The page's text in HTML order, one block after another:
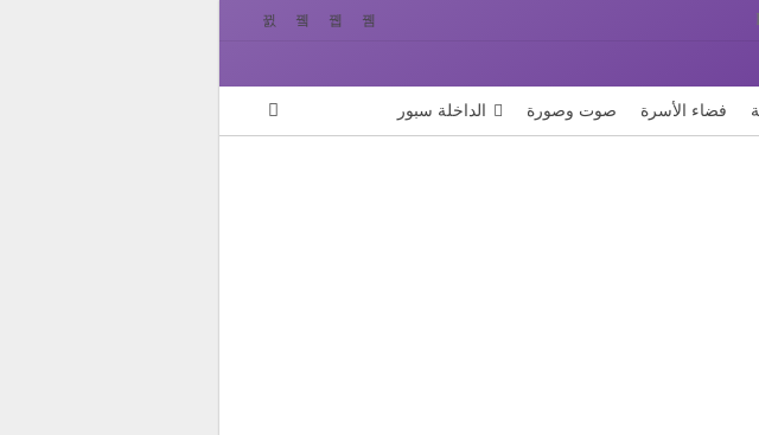
فضاء الأسرة صوت وصورة الداخلة سبور